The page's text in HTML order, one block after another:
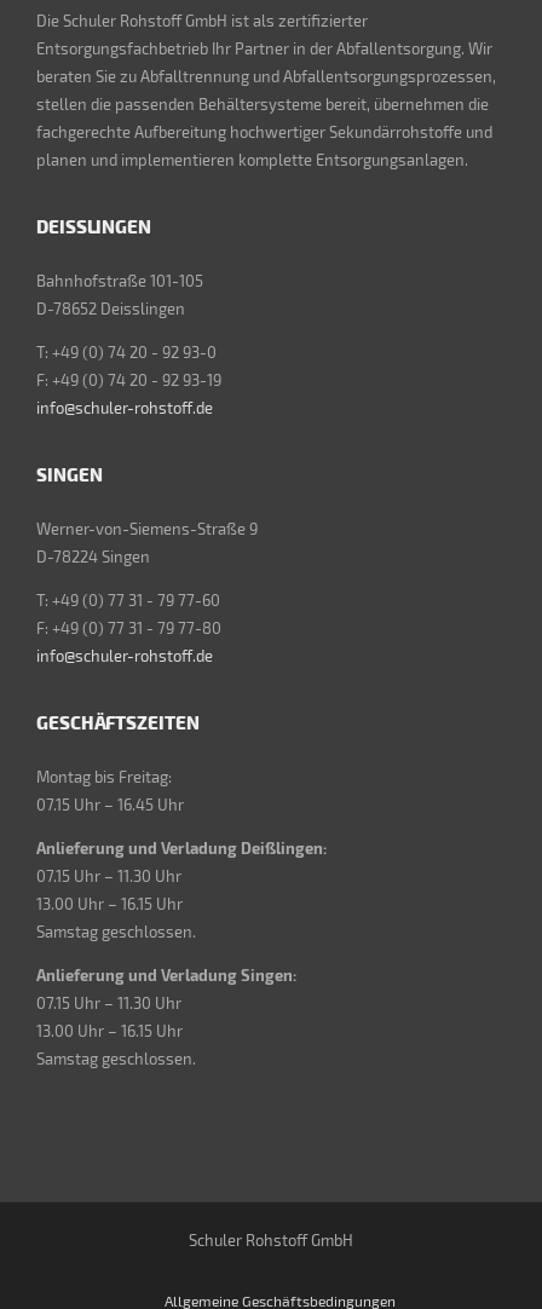
Die Schuler Rohstoff GmbH ist als zertifizierter
Entsorgungsfachbetrieb Ihr Partner in der Abfallentsorgung. Wir
beraten Sie zu Abfalltrennung und Abfallentsorgungsprozessen,
stellen die passenden Behältersysteme bereit, übernehmen die
fachgerechte Aufbereitung hochwertiger Sekundärrohstoffe und
planen und implementieren komplette Entsorgungsanlagen.
DEISSLINGEN
Bahnhofstraße 101-105
D-78652 Deisslingen
T: +49 (0) 74 20 - 92 93-0
F: +49 (0) 74 20 - 92 93-19
info@schuler-rohstoff.de
SINGEN
Werner-von-Siemens-Straße 9
D-78224 Singen
T: +49 (0) 77 31 - 79 77-60
F: +49 (0) 77 31 - 79 77-80
info@schuler-rohstoff.de
GESCHÄFTSZEITEN
Montag bis Freitag:
07.15 Uhr – 16.45 Uhr
Anlieferung und Verladung Deißlingen:
07.15 Uhr – 11.30 Uhr
13.00 Uhr – 16.15 Uhr
Samstag geschlossen.
Anlieferung und Verladung Singen:
07.15 Uhr – 11.30 Uhr
13.00 Uhr – 16.15 Uhr
Samstag geschlossen.
Schuler Rohstoff GmbH
Allgemeine Geschäftsbedingungen